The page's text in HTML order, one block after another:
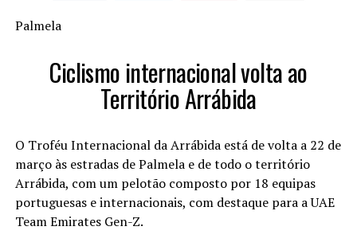
Palmela
Ciclismo internacional volta ao
Território Arrábida
O Troféu Internacional da Arrábida está de volta a 22 de
março às estradas de Palmela e de todo o território
Arrábida, com um pelotão composto por 18 equipas
portuguesas e internacionais, com destaque para a UAE
Team Emirates Gen-Z.